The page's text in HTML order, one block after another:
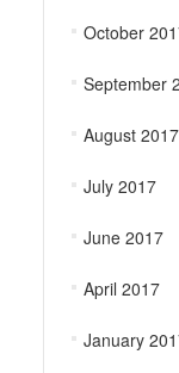
October
September
August 2017
July 2017
June 2017
April 2017
January